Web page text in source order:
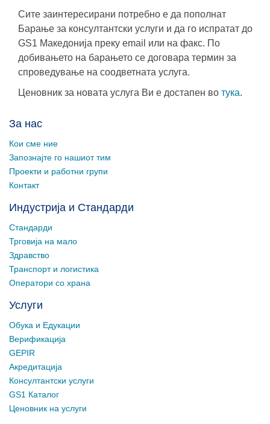
Сите заинтересирани потребно е да пополнат
Барање за консултантски услуги и да го испратат до
GS1 Македонија преку email или на факс. По
добивањето на барањето се договара термин за
спроведување на соодветната услуга.
Ценовник за новата услуга Ви е достапен во тука.
За нас
Кои сме ние
Запознајте го нашиот тим
Проекти и работни групи
Контакт
Индустрија и Стандарди
Стандарди
Трговија на мало
Здравство
Транспорт и логистика
Оператори со храна
Услуги
Обука и Едукации
Верификација
GEPIR
Акредитација
Консултантски услуги
GS1 Каталог
Ценовник на услуги